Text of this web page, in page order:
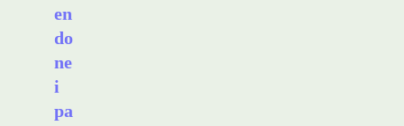
en
do
ne
i
pa